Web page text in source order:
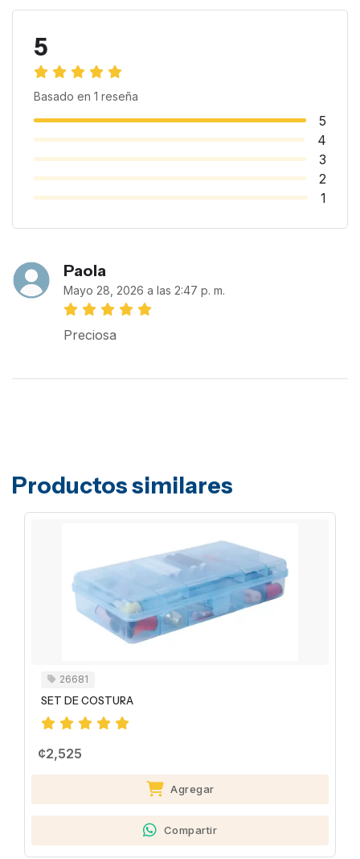
5
Basado en 1 reseña
5
4
3
2
1
Paola
Mayo 28, 2026 a las 2:47 p. m.
Preciosa
Productos similares
26681
SET DE COSTURA
¢2,525
Agregar
Compartir